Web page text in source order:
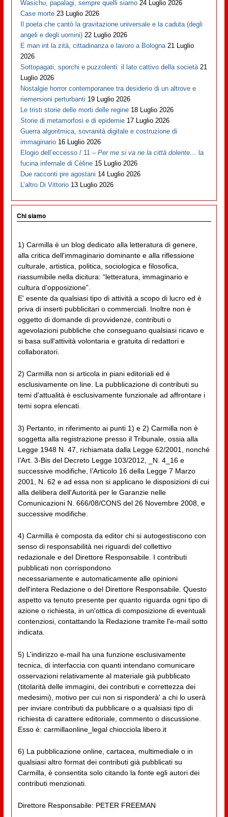
Wasichu, papalagi, sempre quelli siamo 24 Luglio 2026
Case morte 23 Luglio 2026
Il poeta che cantò la gravitazione universale e la caduta (degli
angeli e degli uomini) 22 Luglio 2026
E man int la zità, cittadinanza e lavoro a Bologna 21 Luglio
2026
Sottopagati, sporchi e puzzolenti: il lato cattivo della società 21
Luglio 2026
Nostalgie horror contemporanee tra desiderio di un altrove e
riemersioni perturbanti 19 Luglio 2026
Le tristi storie delle morti delle regine 18 Luglio 2026
Storie di metamorfosi e di epidemie 17 Luglio 2026
Guerra algoritmica, sovranità digitale e costruzione di
immaginario 16 Luglio 2026
Elogio dell’eccesso / 11 –Per me si va ne la città dolente… la
fucina infernale di Cèline 15 Luglio 2026
Due racconti pre agostani 14 Luglio 2026
L’altro Di Vittorio 13 Luglio 2026
Chi siamo
1) Carmilla è un blog dedicato alla letteratura di genere,
alla critica dell'immaginario dominante e alla riflessione
culturale, artistica, politica, sociologica e filosofica,
riassumibile nella dicitura: “letteratura, immaginario e
cultura d'opposizione”.
E' esente da qualsiasi tipo di attività a scopo di lucro ed è
priva di inserti pubblicitari o commerciali. Inoltre non è
oggetto di domande di provvidenze, contributi o
agevolazioni pubbliche che conseguano qualsiasi ricavo e
si basa sull'attività volontaria e gratuita di redattori e
collaboratori.
2) Carmilla non si articola in piani editoriali ed è
esclusivamente on line. La pubblicazione di contributi su
temi d'attualità è esclusivamente funzionale ad affrontare i
temi sopra elencati.
3) Pertanto, in riferimento ai punti 1) e 2) Carmilla non è
soggetta alla registrazione presso il Tribunale, ossia alla
Legge 1948 N. 47, richiamata dalla Legge 62/2001, nonché
l’Art. 3-Bis del Decreto Legge 103/2012, _N. 4_16 e
successive modifiche, l’Articolo 16 della Legge 7 Marzo
2001, N. 62 e ad essa non si applicano le disposizioni di cui
alla delibera dell'Autorità per le Garanzie nelle
Comunicazioni N. 666/08/CONS del 26 Novembre 2008, e
successive modifiche.
4) Carmilla è composta da editor chi si autogestiscono con
senso di responsabilità nei riguardi del collettivo
redazionale e del Direttore Responsabile. I contributi
pubblicati non corrispondono
necessariamente e automaticamente alle opinioni
dell'intera Redazione o del Direttore Responsabile. Questo
aspetto va tenuto presente per quanto riguarda ogni tipo di
azione o richiesta, in un'ottica di composizione di eventuali
contenziosi, contattando la Redazione tramite l'e-mail sotto
indicata.
5) L’indirizzo e-mail ha una funzione esclusivamente
tecnica, di interfaccia con quanti intendano comunicare
osservazioni relativamente al materiale già pubblicato
(titolarità delle immagini, dei contributi e correttezza dei
medesimi), motivo per cui non si risponderà' a chi lo userà
per inviare contributi da pubblicare o a qualsiasi tipo di
richiesta di carattere editoriale, commento o discussione.
Esso è: carmillaonline_legal chiocciola libero.it
6) La pubblicazione online, cartacea, multimediale o in
qualsiasi altro format dei contributi già pubblicati su
Carmilla, è consentita solo citando la fonte egli autori dei
contributi menzionati.
Direttore Responsabile: PETER FREEMAN